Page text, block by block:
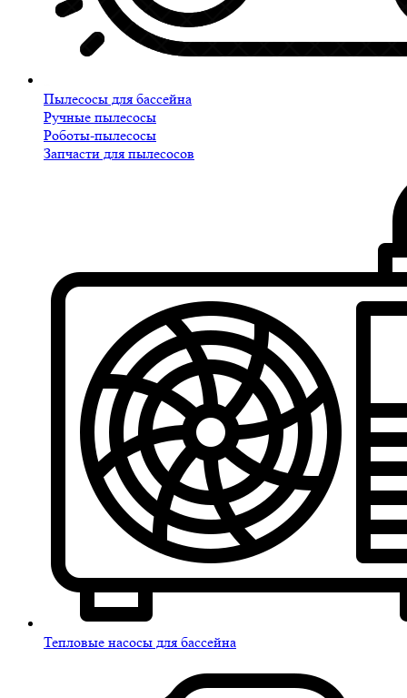
Пылесосы для бассейна
Ручные пылесосы
Роботы-пылесосы
Запчасти для пылесосов
Тепловые насосы для бассейна